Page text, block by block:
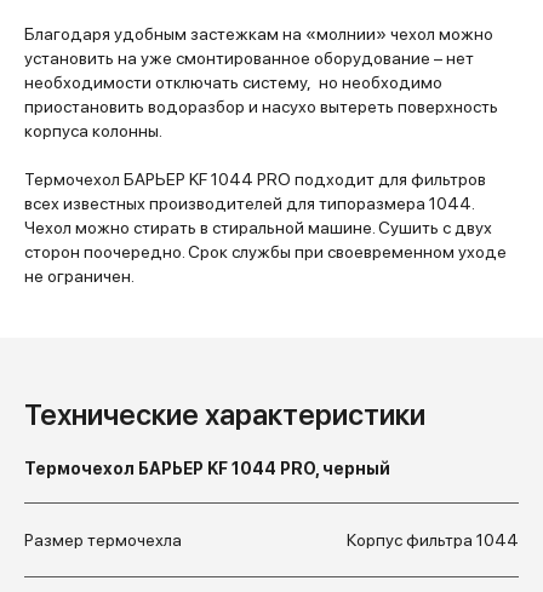
Благодаря удобным застежкам на «молнии» чехол можно
установить на уже смонтированное оборудование – нет
необходимости отключать систему, но необходимо
приостановить водоразбор и насухо вытереть поверхность
корпуса колонны.
Термочехол БАРЬЕР KF 1044 PRO подходит для фильтров
всех известных производителей для типоразмера 1044.
Чехол можно стирать в стиральной машине. Сушить с двух
сторон поочередно. Срок службы при своевременном уходе
не ограничен.
Технические характеристики
Термочехол БАРЬЕР KF 1044 PRO, черный
Размер термочехла Корпус фильтра 1044